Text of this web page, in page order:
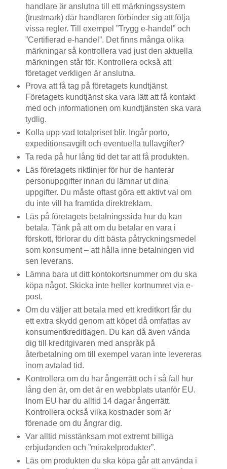
handlare är anslutna till ett märkningssystem
(trustmark) där handlaren förbinder sig att följa
vissa regler. Till exempel ”Trygg e-handel” och
”Certifierad e-handel”. Det finns många olika
märkningar så kontrollera vad just den aktuella
märkningen står för. Kontrollera också att
företaget verkligen är anslutna.
Prova att få tag på företagets kundtjänst.
Företagets kundtjänst ska vara lätt att få kontakt
med och informationen om kundtjänsten ska vara
tydlig.
Kolla upp vad totalpriset blir. Ingår porto,
expeditionsavgift och eventuella tullavgifter?
Ta reda på hur lång tid det tar att få produkten.
Läs företagets riktlinjer för hur de hanterar
personuppgifter innan du lämnar ut dina
uppgifter. Du måste oftast göra ett aktivt val om
du inte vill ha framtida direktreklam.
Läs på företagets betalningssida hur du kan
betala. Tänk på att om du betalar en vara i
förskott, förlorar du ditt bästa påtryckningsmedel
som konsument – att hålla inne betalningen vid
sen leverans.
Lämna bara ut ditt kontokortsnummer om du ska
köpa något. Skicka inte heller kortnumret via e-
post.
Om du väljer att betala med ett kreditkort får du
ett extra skydd genom att köpet då omfattas av
konsumentkreditlagen. Du kan då även vända
dig till kreditgivaren med anspråk på
återbetalning om till exempel varan inte levereras
inom avtalad tid.
Kontrollera om du har ångerrätt och i så fall hur
lång den är, om det är en webbplats utanför EU.
Inom EU har du alltid 14 dagar ångerrätt.
Kontrollera också vilka kostnader som är
förenade om du ångrar dig.
Var alltid misstänksam mot extremt billiga
erbjudanden och ”mirakelprodukter”.
Läs om produkten du ska köpa går att använda i